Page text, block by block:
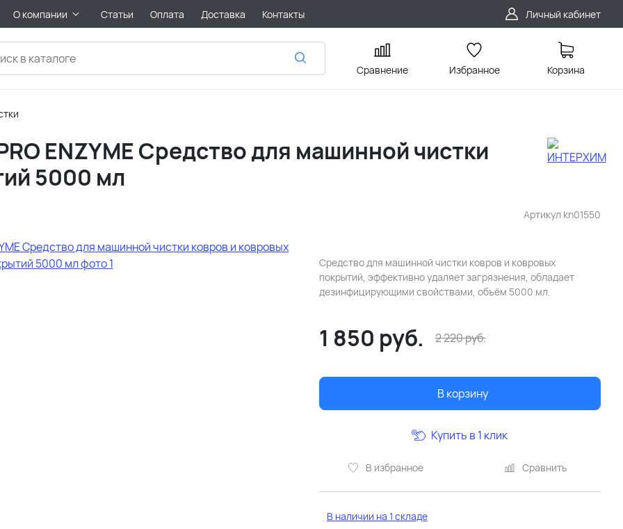
О компании Статьи Оплата Доставка Контакты Личный кабинет
Сравнение Избранное Корзина
Артикул kn01550
ENZYME Средство для машинной чистки
5000 мл
Средство для машинной чистки ковров и ковровых
покрытий, эффективно удаляет загрязнения, обладает
дезинфицирующими свойствами, объём 5000 мл.
1 850 руб. 2 220руб.
В корзину
В избранное Сравнить
Купить в 1 клик
В наличии на 1 складе